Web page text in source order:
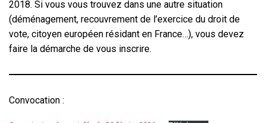
2018. Si vous vous trouvez dans une autre situation
(déménagement, recouvrement de l’exercice du droit de
vote, citoyen européen résidant en France…), vous devez
faire la démarche de vous inscrire.
Convocation :